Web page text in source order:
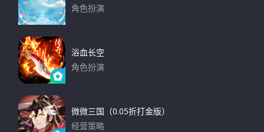
角色扮演
浴血长空
角色扮演
微微三国（0.05折打金版）
经营策略